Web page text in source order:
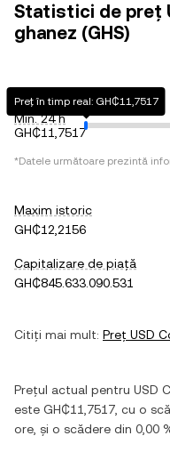
Statistici de preț
ghanez (GHS)
Min. 24 h
GH₵11,7517
Preț în timp real: GH₵11,7517
*Datele următoare prezintă
Maxim istoric
GH₵12,2156
Capitalizare de piață
GH₵845.633.090.531
Citiți mai mult: Preț USD
Prețul actual pentru USD
este GH₵11,7517 , cu o
ore, și o scădere din 0,00